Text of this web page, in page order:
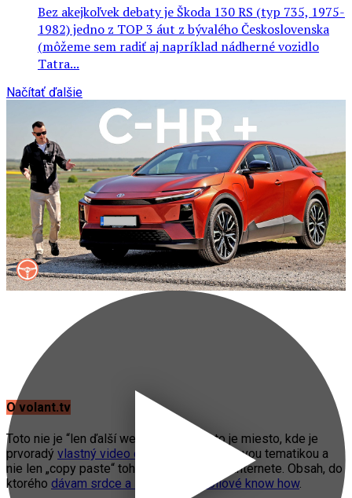
Bez akejkoľvek debaty je Škoda 130 RS (typ 735, 1975-
1982) jedno z TOP 3 áut z bývalého Československa
(môžeme sem radiť aj napríklad nádherné vozidlo
Tatra...
Načítať ďalšie
O volant.tv
Toto nie je “len ďalší web o autách”. Toto je miesto, kde je
prvoradý vlastný video obsah
s automobilovou tematikou a
nie len „copy paste“ toho, čo práve fičí na internete. Obsah, do
ktorého dávam srdce a svoje automobilové know how.